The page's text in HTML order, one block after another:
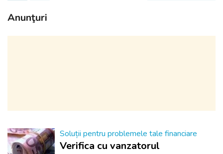
Anunţuri
Soluții pentru problemele tale financiare
Verifica cu vanzatorul